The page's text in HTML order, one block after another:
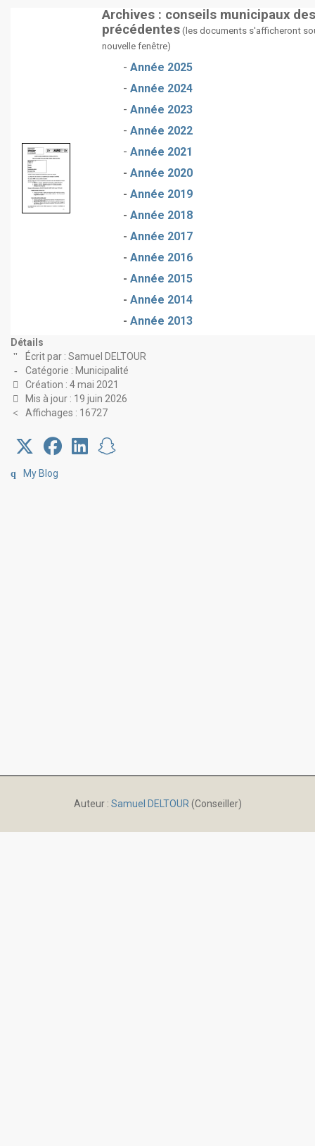
Archives : conseils municipaux
précédentes (les documents s'afficheront
nouvelle fenêtre)
- Année 2025
- Année 2024
- Année 2023
- Année 2022
- Année 2021
- Année 2020
- Année 2019
- Année 2018
- Année 2017
- Année 2016
- Année 2015
- Année 2014
- Année 2013
Détails
Écrit par : Samuel DELTOUR
Catégorie : Municipalité
Création : 4 mai 2021
Mis à jour : 19 juin 2026
Affichages : 16727
My Blog
Auteur : Samuel DELTOUR (Conseiller)